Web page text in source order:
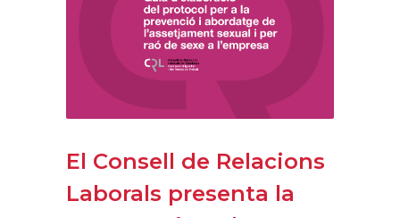
El Consell de Relacions
Laborals presenta la